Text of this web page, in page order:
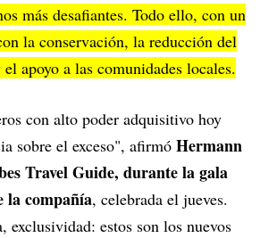
más desafiantes. Todo ello, con un
la conservación, la reducción del
apoyo a las comunidades locales.
con alto poder adquisitivo hoy
sobre el exceso", afirmó Hermann
Travel Guide, durante la gala
la compañía, celebrada el jueves.
exclusividad: estos son los nuevos